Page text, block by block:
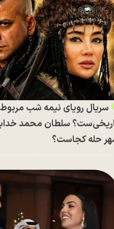
سریال رویای نیمه شب مربوط
سلطان محمد
حله کجاست؟